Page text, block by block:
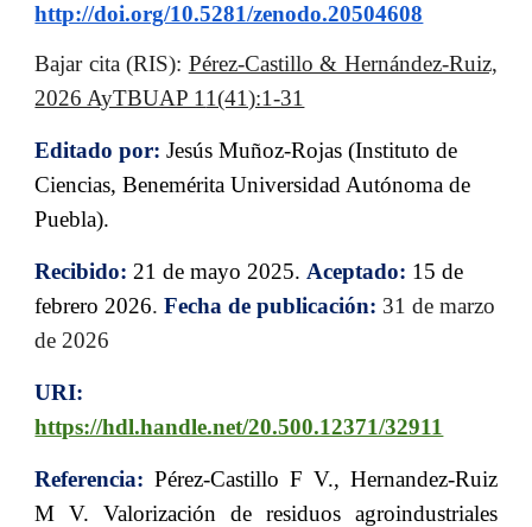
http://doi.org/10.5281/zenodo.20504608
Bajar cita (RIS): Pérez-Castillo & Hernández-Ruiz,
2026 AyTBUAP 1 1(41):1-31
Editado por: Jesús Muñoz-Rojas (Instituto de
Ciencias, Benemérita Universidad Autónoma de
Puebla).
Recibido: 21 de mayo 2025. Aceptado: 15 de
febrero 2026.Fecha de publicación: 31 demarzo
de 2026
URI:
https://hdl.handle.net/20.500.12371/32911
Referencia:Pérez-Castillo F V., Hernandez-Ruiz
M V. Valorización de residuos agroindustriales